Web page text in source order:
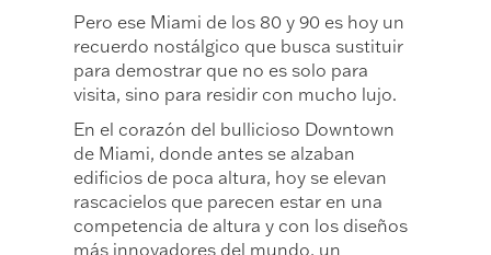
Pero ese Miami de los 80 y 90 es hoy un
recuerdo nostálgico que busca sustituir
para demostrar que no es solo para
visita, sino para residir con mucho lujo.
En el corazón del bullicioso Downtown
de Miami, donde antes se alzaban
edificios de poca altura, hoy se elevan
rascacielos que parecen estar en una
competencia de altura y con los diseños
más innovadores del mundo, un